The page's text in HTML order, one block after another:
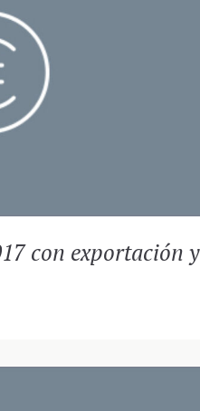
con exportación y